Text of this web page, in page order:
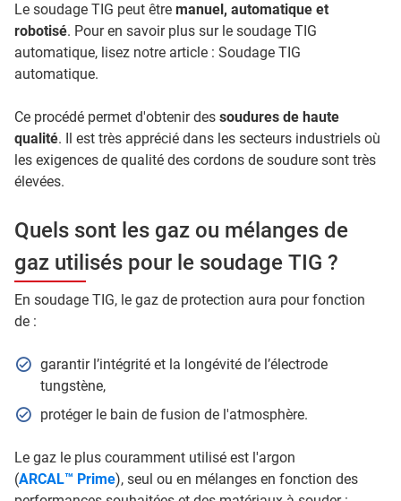
Le soudage TIG peut être manuel, automatique et
robotisé. Pour en savoir plus sur le soudage TIG
automatique, lisez notre article : Soudage TIG
automatique.
Ce procédé permet d'obtenir des soudures de haute
qualité. Il est très apprécié dans les secteurs industriels où
les exigences de qualité des cordons de soudure sont très
élevées.
Quels sont les gaz ou mélanges de
gaz utilisés pour le soudage TIG ?
En soudage TIG, le gaz de protection aura pour fonction
de :
garantir l’intégrité et la longévité de l’électrode
tungstène,
protéger le bain de fusion de l'atmosphère.
Le gaz le plus couramment utilisé est l'argon
(ARCAL™ Prime), seul ou en mélanges en fonction des